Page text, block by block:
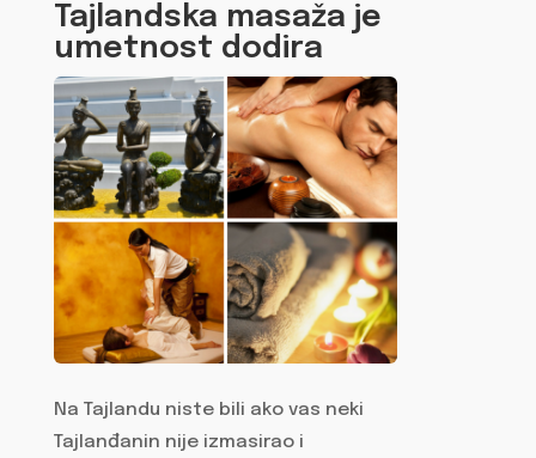
Tajlandska masaža je
umetnost dodira
Na Tajlandu niste bili ako vas neki
Tajlanđanin nije izmasirao i